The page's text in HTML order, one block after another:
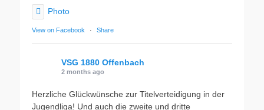
Photo
View on Facebook · Share
VSG 1880 Offenbach
2 months ago
Herzliche Glückwünsche zur Titelverteidigung in der
Jugendliga! Und auch die zweite und dritte